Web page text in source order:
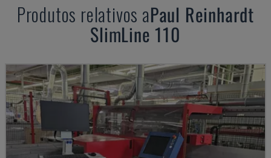
Produtos relativos aPaul Reinhardt
SlimLine 110